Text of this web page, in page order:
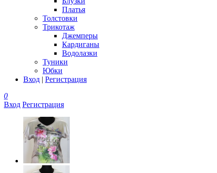
Платья
Толстовки
Трикотаж
Джемперы
Кардиганы
Водолазки
Туники
Юбки
Вход | Регистрация
0
Вход Регистрация